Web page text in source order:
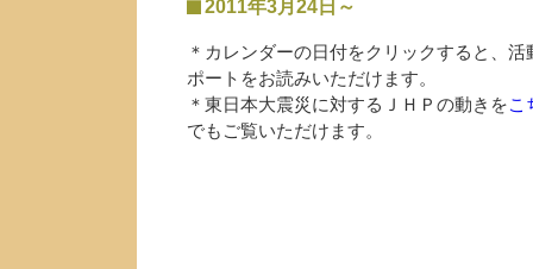
2011年3月24日～
＊カレンダーの日付をクリックすると、活
ポートをお読みいただけます。
＊東日本大震災に対するＪＨＰの動きをこ
でもご覧いただけます。